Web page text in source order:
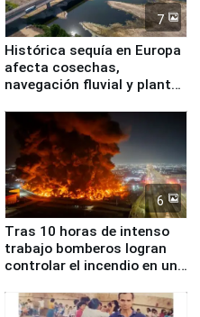
7
Histórica sequía en Europa
afecta cosechas,
navegación fluvial y plantas
6
Tras 10 horas de intenso
trabajo bomberos logran
controlar el incendio en una
de Chile